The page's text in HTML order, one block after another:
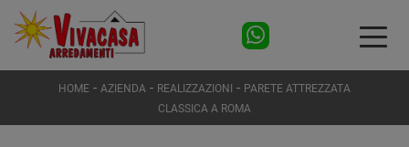
HOME - AZIENDA - REALIZZAZIONI - PARETE ATTREZZATA
CLASSICA A ROMA